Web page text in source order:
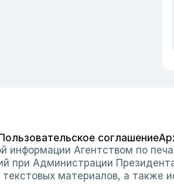
Пользовательское соглашение
информации Агентством по
при Администрации
материалов, а также